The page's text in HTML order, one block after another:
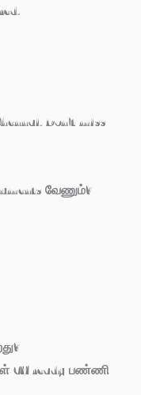
Don’t miss
வேணும்?
CV ready பண்ணி